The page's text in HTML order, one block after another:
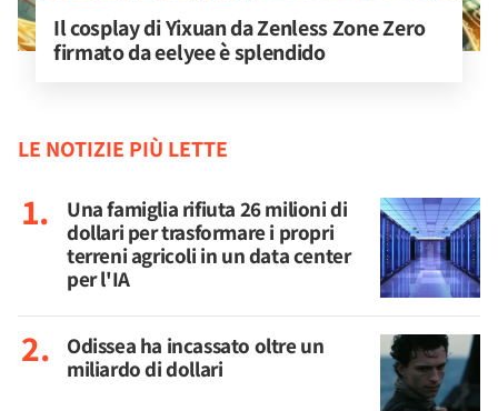
Il cosplay di Yixuan da Zenless Zone Zero
firmato da eelyee è splendido
LE NOTIZIE PIÙ LETTE
Una famiglia rifiuta 26 milioni di
dollari per trasformare i propri
terreni agricoli in un data center
per l'IA
Odissea ha incassato oltre un
miliardo di dollari